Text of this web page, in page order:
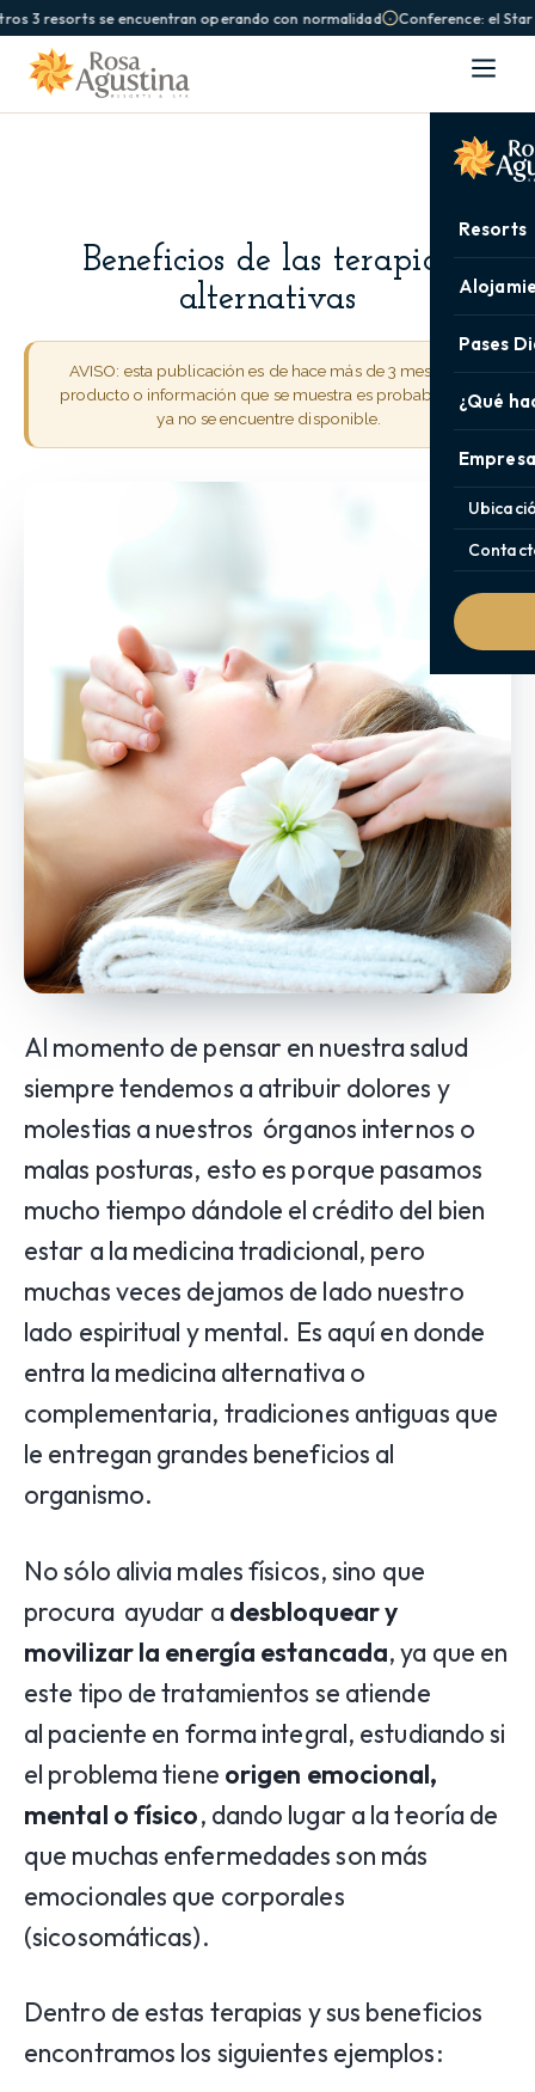
3 resorts se encuentran operando con normalidad Conference: el Star
Resorts
Pases
¿Qué
Beneficios de las terapias
alternativas
AVISO: esta publicación es de hace más de 3 meses. El
producto o información que se muestra es probable que
ya no se encuentre disponible.
Al momento de pensar en nuestra salud
siempre tendemos a atribuir dolores y
molestias a nuestros órganos internos o
malas posturas, esto es porque pasamos
mucho tiempo dándole el crédito del bien
estar a la medicina tradicional, pero
muchas veces dejamos de lado nuestro
lado espiritual y mental. Es aquí en donde
entra la medicina alternativa o
complementaria, tradiciones antiguas que
le entregan grandes beneficios al
organismo.
No sólo alivia males físicos, sino que
procura ayudar a desbloquear y
movilizar la energía estancada, ya que en
este tipo de tratamientos se atiende
al paciente en forma integral, estudiando si
el problema tiene origen emocional,
mental o físico, dando lugar a la teoría de
que muchas enfermedades son más
emocionales que corporales
(sicosomáticas).
Dentro de estas terapias y sus beneficios
encontramos los siguientes ejemplos: